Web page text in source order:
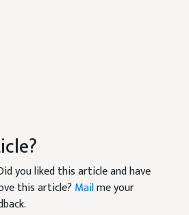
you liked this article and have
this article? Mailme your